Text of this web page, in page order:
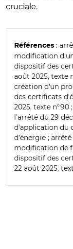
cruciale.
Références :
modification
dispositif des
août 2025, texte
création d'un
des certificats
2025, texte n°90
l'arrêté du 29
d'application du
d’énergie ;
modification de
dispositif des
22 août 2025,